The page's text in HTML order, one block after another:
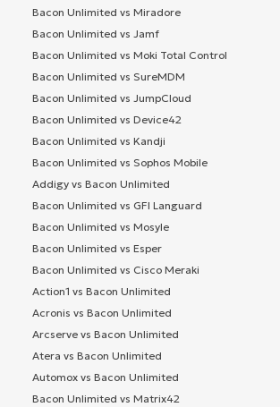
Bacon Unlimited vs Miradore
Bacon Unlimited vs Jamf
Bacon Unlimited vs Moki Total Control
Bacon Unlimited vs SureMDM
Bacon Unlimited vs JumpCloud
Bacon Unlimited vs Device42
Bacon Unlimited vs Kandji
Bacon Unlimited vs Sophos Mobile
Addigy vs Bacon Unlimited
Bacon Unlimited vs GFI Languard
Bacon Unlimited vs Mosyle
Bacon Unlimited vs Esper
Bacon Unlimited vs Cisco Meraki
Action1 vs Bacon Unlimited
Acronis vs Bacon Unlimited
Arcserve vs Bacon Unlimited
Atera vs Bacon Unlimited
Automox vs Bacon Unlimited
Bacon Unlimited vs Matrix42